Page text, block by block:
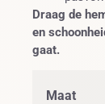
Draag de
en
gaat.
Maat